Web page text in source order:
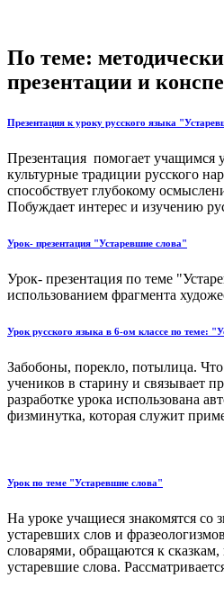
По теме:
презентации и
Презентация к уроку русского языка
Презентация помогает учащимся
культурные традиции русского
способствует глубокому
Побуждает интерес и изучению
Урок- презентация "Устаревшие слова"
Урок- презентация по теме
использованием фрагмента
Урок русского языка в 6-ом классе по теме:
Забобоны, порекло, потылица. Что
учеников в старину и связывает
разработке урока использована
физминутка, которая служит
Урок по теме "Устаревшие слова"
На уроке учащиеся знакомятся со
устаревших слов и
словарями, обращаются к
устаревшие слова.